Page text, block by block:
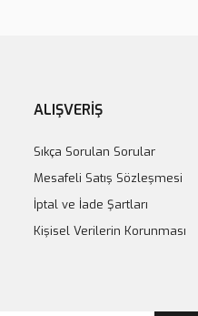
ALIŞVERİŞ
Sıkça Sorulan Sorular
Mesafeli Satış Sözleşmesi
İptal ve İade Şartları
Kişisel Verilerin Korunması